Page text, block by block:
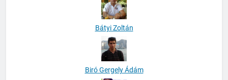
Bátyi Zoltán
Biró Gergely Ádám